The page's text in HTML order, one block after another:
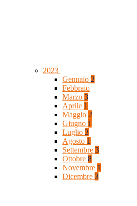
2023
Gennaio 2
Febbraio
Marzo 3
Aprile 1
Maggio 2
Giugno 1
Luglio 3
Agosto 1
Settembre 3
Ottobre 8
Novembre 1
Dicembre 3